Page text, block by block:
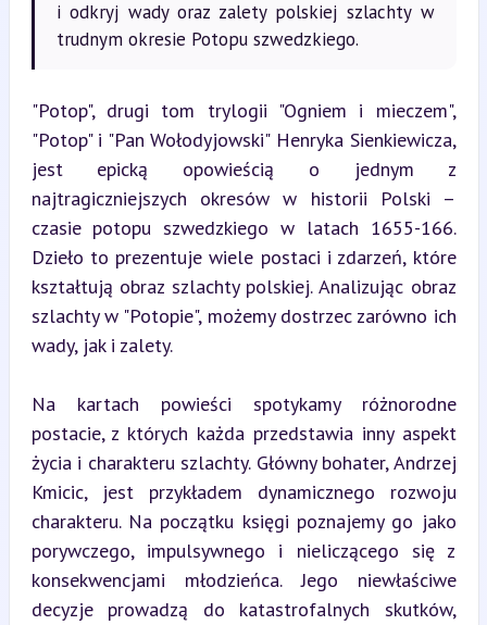
i odkryj wady oraz zalety polskiej szlachty w
trudnym okresie Potopu szwedzkiego.
"Potop", drugi tom trylogii "Ogniem i mieczem",
"Potop" i "Pan Wołodyjowski" Henryka Sienkiewicza,
jest epicką opowieścią o jednym z
najtragiczniejszych okresów w historii Polski –
czasie potopu szwedzkiego w latach 1655-166.
Dzieło to prezentuje wiele postaci i zdarzeń, które
kształtują obraz szlachty polskiej. Analizując obraz
szlachty w "Potopie", możemy dostrzec zarówno ich
wady, jak i zalety.
Na kartach powieści spotykamy różnorodne
postacie, z których każda przedstawia inny aspekt
życia i charakteru szlachty. Główny bohater, Andrzej
Kmicic, jest przykładem dynamicznego rozwoju
charakteru. Na początku księgi poznajemy go jako
porywczego, impulsywnego i nieliczącego się z
konsekwencjami młodzieńca. Jego niewłaściwe
decyzje prowadzą do katastrofalnych skutków,